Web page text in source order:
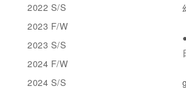
2022 S/S
2023 F/W
2023 S/S
2024 F/W
2024 S/S